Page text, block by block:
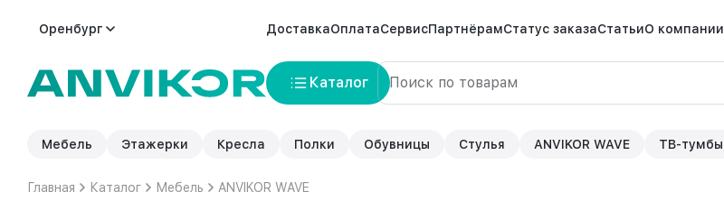
Оренбург ДоставкаОплатаСервисПартнёрамСтатус заказаСтатьиО компании
Каталог
Мебель Этажерки Кресла Полки Обувницы Стулья ANVIKOR WAVE ТВ-тумбы
Главная Каталог Мебель ANVIKOR WAVE